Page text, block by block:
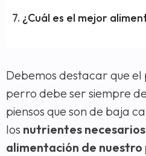
¿Cuál es el mejor
Debemos destacar que el
perro debe ser siempre
piensos que son de baja
los nutrientes
alimentación de nuestro